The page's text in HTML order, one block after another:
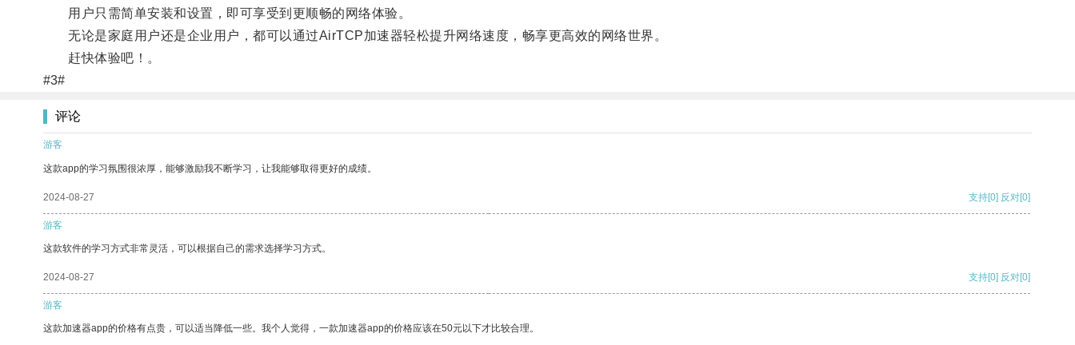
用户只需简单安装和设置，即可享受到更顺畅的网络体验。
无论是家庭用户还是企业用户，都可以通过AirTCP加速器轻松提升网络速度，畅享更高效的网络世界。
赶快体验吧！。
#3#
评论
游客
这款app的学习氛围很浓厚，能够激励我不断学习，让我能够取得更好的成绩。
2024-08-27 支持[0] 反对[0]
游客
这款软件的学习方式非常灵活，可以根据自己的需求选择学习方式。
2024-08-27 支持[0] 反对[0]
游客
这款加速器app的价格有点贵，可以适当降低一些。我个人觉得，一款加速器app的价格应该在50元以下才比较合理。